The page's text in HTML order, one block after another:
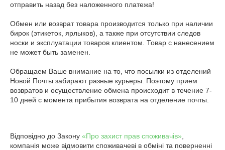
отправить назад без наложенного платежа!
Обмен или возврат товара производится только при наличии
бирок (этикеток, ярлыков), а также при отсутствии следов
носки и эксплуатации товаров клиентом. Товар с нанесением
не может быть заменен.
Обращаем Ваше внимание на то, что посылки из отделений
Новой Почты забирают разные курьеры. Поэтому прием
возвратов и осуществление обмена происходит в течение 7-
10 дней с момента прибытия возврата на отделение почты.
Відповідно до Закону «Про захист прав споживачів»
компанія може відмовити споживачеві в обміні та поверненні